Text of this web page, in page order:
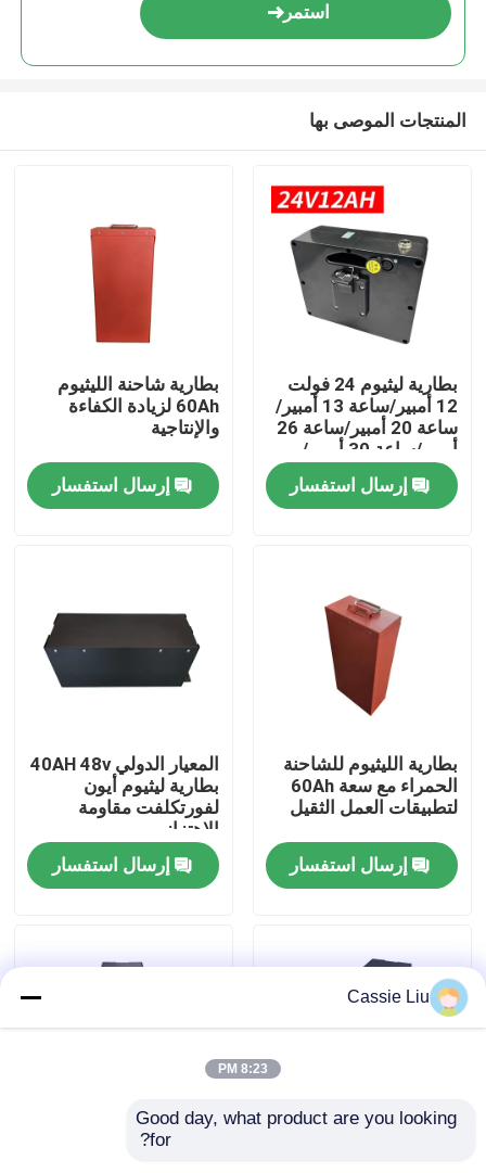
منتجات
معلومات عنا
رقابة جودة
اطلب اقتباس
بطارية الليثيوم رافعة شوكية
بطارية ليثيوم أيون رافعة شوكية كهربائية
استمر
المنتجات الموصى بها
بطارية ليثيوم 24 فولت
12 أمبير/ساعة 13 أمبير/
ساعة 20 أمبير/ساعة 26
أمبير/ساعة 30 أمبير/
ساعة مصممة خصيصًا
للكراسي المتحركة
الكهربائية
إرسال استفسار
بطارية شاحنة الليثيوم
60Ah لزيادة الكفاءة
والإنتاجية
إرسال استفسار
بطارية الليثيوم للشاحنة
الحمراء مع سعة 60Ah
لتطبيقات العمل الثقيل
إرسال استفسار
المعيار الدولي 40AH 48v
بطارية ليثيوم أيون
لفورتكلفت مقاومة
الاهتزاز
إرسال استفسار
بطارية شاحنة ليثيوم أيون
Cassie Liu
8:23 PM
Good day, what product are you looking
for?